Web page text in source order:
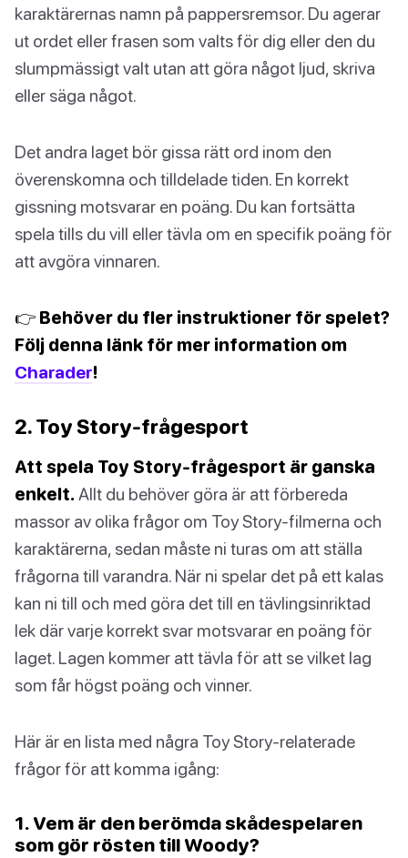
karaktärernas namn på pappersremsor. Du agerar
ut ordet eller frasen som valts för dig eller den du
slumpmässigt valt utan att göra något ljud, skriva
eller säga något.
Det andra laget bör gissa rätt ord inom den
överenskomna och tilldelade tiden. En korrekt
gissning motsvarar en poäng. Du kan fortsätta
spela tills du vill eller tävla om en specifik poäng för
att avgöra vinnaren.
👉 Behöver du fler instruktioner för spelet?
Följ denna länk för mer information om
Charader!
2. Toy Story-frågesport
Att spela Toy Story-frågesport är ganska
enkelt. Allt du behöver göra är att förbereda
massor av olika frågor om Toy Story-filmerna och
karaktärerna, sedan måste ni turas om att ställa
frågorna till varandra. När ni spelar det på ett kalas
kan ni till och med göra det till en tävlingsinriktad
lek där varje korrekt svar motsvarar en poäng för
laget. Lagen kommer att tävla för att se vilket lag
som får högst poäng och vinner.
Här är en lista med några Toy Story-relaterade
frågor för att komma igång:
1. Vem är den berömda skådespelaren
som gör rösten till Woody?